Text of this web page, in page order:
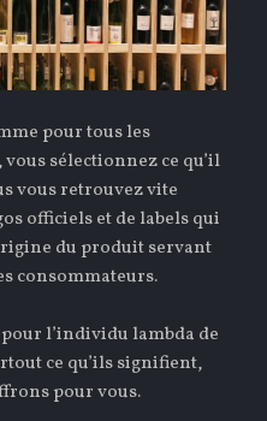
pour tous les
sélectionnez ce qu’il
vous retrouvez vite
officiels et de labels qui
du produit servant
consommateurs.
l’individu lambda de
ce qu’ils signifient,
pour vous.